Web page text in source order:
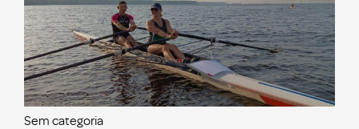
Sem categoria